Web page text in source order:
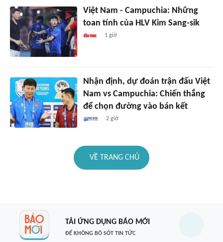
Việt Nam - Campuchia: Những
toan tính của HLV Kim Sang-sik
1 giờ
Nhận định, dự đoán trận đấu Việt
Nam vs Campuchia: Chiến thắng
để chọn đường vào bán kết
2 giờ
VỀ TRANG CHỦ
TẢI ỨNG DỤNG BÁO MỚI
ĐỂ KHÔNG BỎ SÓT TIN TỨC